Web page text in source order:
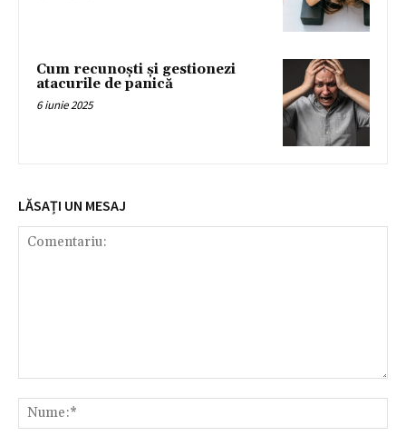
Cum recunoști și gestionezi
atacurile de panică
6 iunie 2025
LĂSAȚI UN MESAJ